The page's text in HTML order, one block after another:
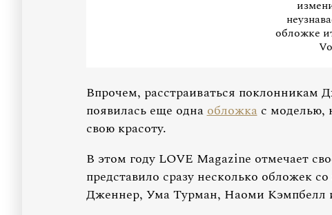
обложке
Впрочем, расстраиваться поклонникам
появилась еще однаобложкас моделью,
свою красоту.
В этом году LOVE Magazine отмечает
представило сразу несколько обложек
Дженнер, Ума Турман, Наоми Кэмпбелл